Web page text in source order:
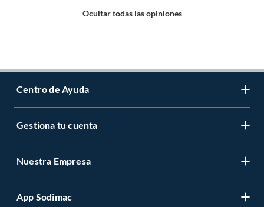
Ocultar todas las opiniones
Centro de Ayuda
Servicio al Cliente
Venta a empresas
Gestiona tu cuenta
Gestiona tu cuenta
Nuestra Empresa
Nuestras tiendas
App Sodimac